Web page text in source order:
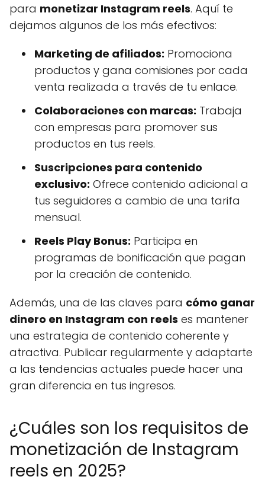
para monetizar Instagram reels. Aquí te
dejamos algunos de los más efectivos:
Marketing de afiliados: Promociona
productos y gana comisiones por cada
venta realizada a través de tu enlace.
Colaboraciones con marcas: Trabaja
con empresas para promover sus
productos en tus reels.
Suscripciones para contenido
exclusivo: Ofrece contenido adicional a
tus seguidores a cambio de una tarifa
mensual.
Reels Play Bonus: Participa en
programas de bonificación que pagan
por la creación de contenido.
Además, una de las claves para cómo ganar
dinero en Instagram con reels es mantener
una estrategia de contenido coherente y
atractiva. Publicar regularmente y adaptarte
a las tendencias actuales puede hacer una
gran diferencia en tus ingresos.
¿Cuáles son los requisitos de
monetización de Instagram
reels en 2025?